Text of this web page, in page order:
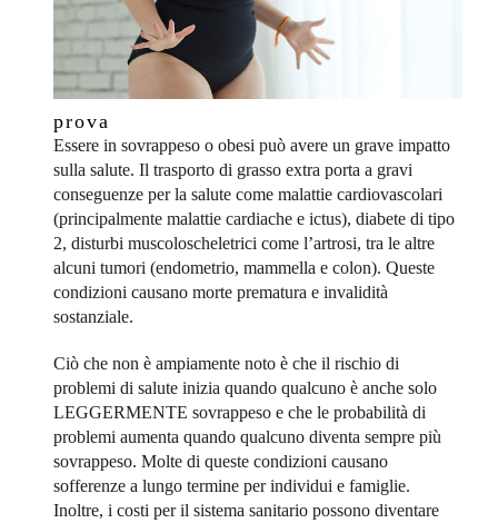
prova
Essere in sovrappeso o obesi può avere un grave impatto
sulla salute. Il trasporto di grasso extra porta a gravi
conseguenze per la salute come malattie cardiovascolari
(principalmente malattie cardiache e ictus), diabete di tipo
2, disturbi muscoloscheletrici come l’artrosi, tra le altre
alcuni tumori (endometrio, mammella e colon). Queste
condizioni causano morte prematura e invalidità
sostanziale.
Ciò che non è ampiamente noto è che il rischio di
problemi di salute inizia quando qualcuno è anche solo
LEGGERMENTE sovrappeso e che le probabilità di
problemi aumenta quando qualcuno diventa sempre più
sovrappeso. Molte di queste condizioni causano
sofferenze a lungo termine per individui e famiglie.
Inoltre, i costi per il sistema sanitario possono diventare